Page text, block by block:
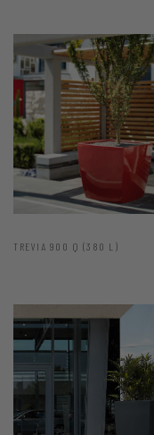
TREVIA 900 Q (380 L)